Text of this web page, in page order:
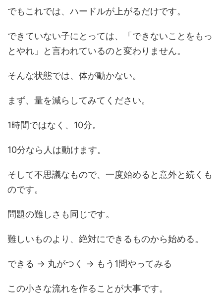
でもこれでは、ハードルが上がるだけです。
できていない子にとっては、「できないことをもっ
とやれ」と言われているのと変わりません。
そんな状態では、体が動かない。
まず、量を減らしてみてください。
1時間ではなく、10分。
10分なら人は動けます。
そして不思議なもので、一度始めると意外と続くも
のです。
問題の難しさも同じです。
難しいものより、絶対にできるものから始める。
できる → 丸がつく → もう1問やってみる
この小さな流れを作ることが大事です。